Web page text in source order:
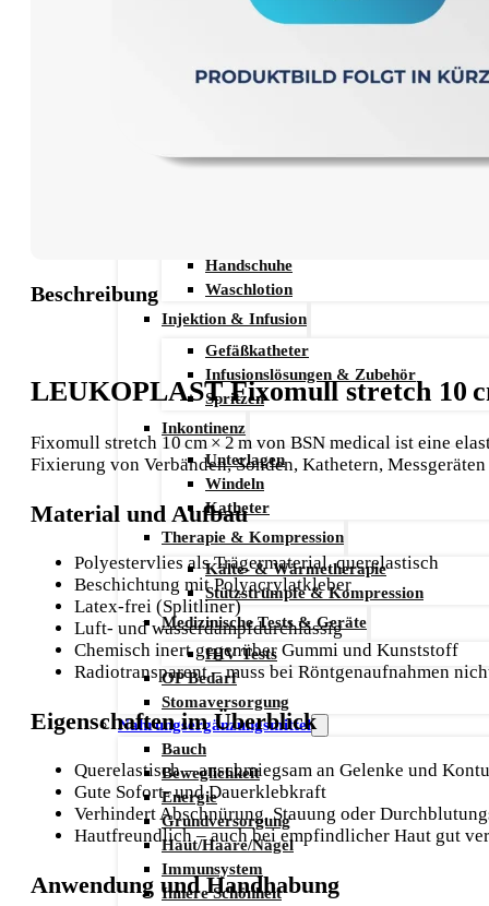
Stechhilfen
Ernährung & Trinkhilfen
Hygiene & Pflege
Handschuhe
Waschlotion
Injektion & Infusion
Gefäßkatheter
Infusionslösungen & Zubehör
Spritzen
Inkontinenz
Unterlagen
Windeln
Katheter
Therapie & Kompression
Kälte- & Wärmetherapie
Stützstrümpfe & Kompression
Medizinische Tests & Geräte
HIV Tests
OP Bedarf
Stomaversorgung
Nahrungsergänzungsmittel
Bauch
Beweglichkeit
Energie
Grundversorgung
Haut/Haare/Nägel
Immunsystem
Innere Schönheit
Beschreibung
LEUKOPLAST Fixomull stretch 10
Fixomull stretch 10 cm × 2 m von BSN medical ist eine
Fixierung von Verbänden, Sonden, Kathetern,
Material und Aufbau
Polyestervlies als Trägermaterial, querelastisch
Beschichtung mit Polyacrylatkleber
Latex‑frei (Splitliner)
Luft‑ und wasserdampfdurchlässig
Chemisch inert gegenüber Gummi und Kunststoff
Radiotransparent – muss bei Röntgenaufnahmen
Eigenschaften im Überblick
Querelastisch – anschmiegsam an Gelenke und
Gute Sofort- und Dauerklebkraft
Verhindert Abschnürung, Stauung oder
Hautfreundlich – auch bei empfindlicher Haut gut
Anwendung und Handhabung